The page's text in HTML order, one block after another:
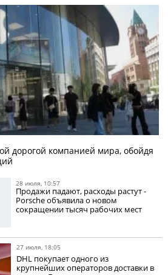
дорогой компанией мира, обойдя
28 июля, 10:57
Продажи падают, расходы растут -
Porsche объявила о новом
сокращении тысяч рабочих мест
27 июля, 18:05
DHL покупает одного из
крупнейших операторов доставки в